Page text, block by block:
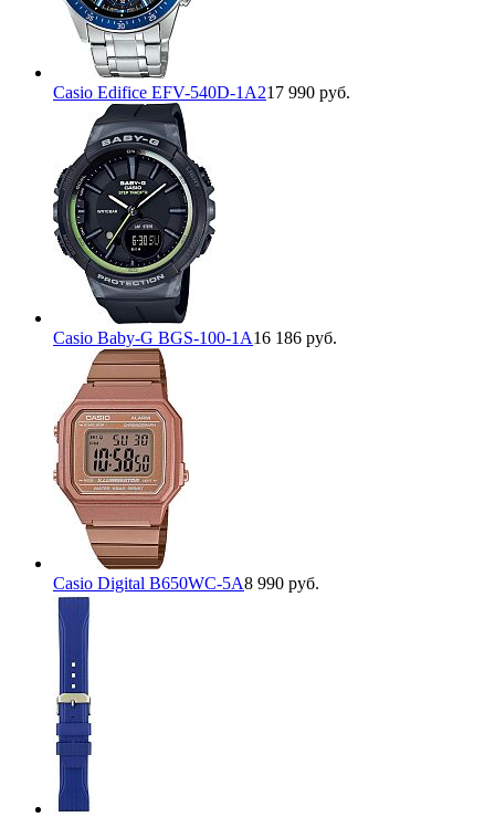
Casio Edifice EFV-540D-1A217 990 руб.
Casio Baby-G BGS-100-1A16 186 руб.
Casio Digital B650WC-5A8 990 руб.